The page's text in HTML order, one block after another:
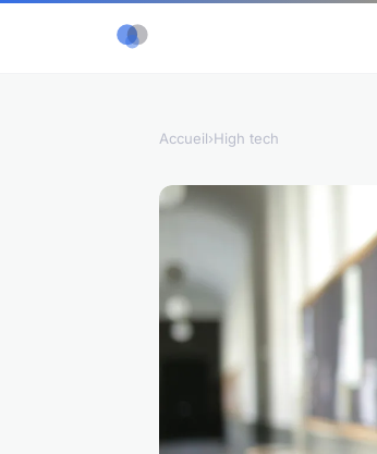
Accueil›High tech